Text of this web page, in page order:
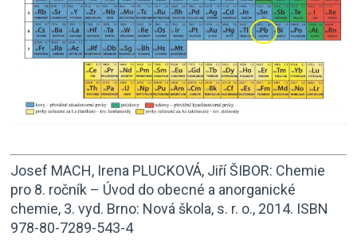
Josef MACH, Irena PLUCKOVÁ, Jiří ŠIBOR: Chemie
pro 8. ročník – Úvod do obecné a anorganické
chemie, 3. vyd. Brno: Nová škola, s. r. o., 2014. ISBN
978-80-7289-543-4